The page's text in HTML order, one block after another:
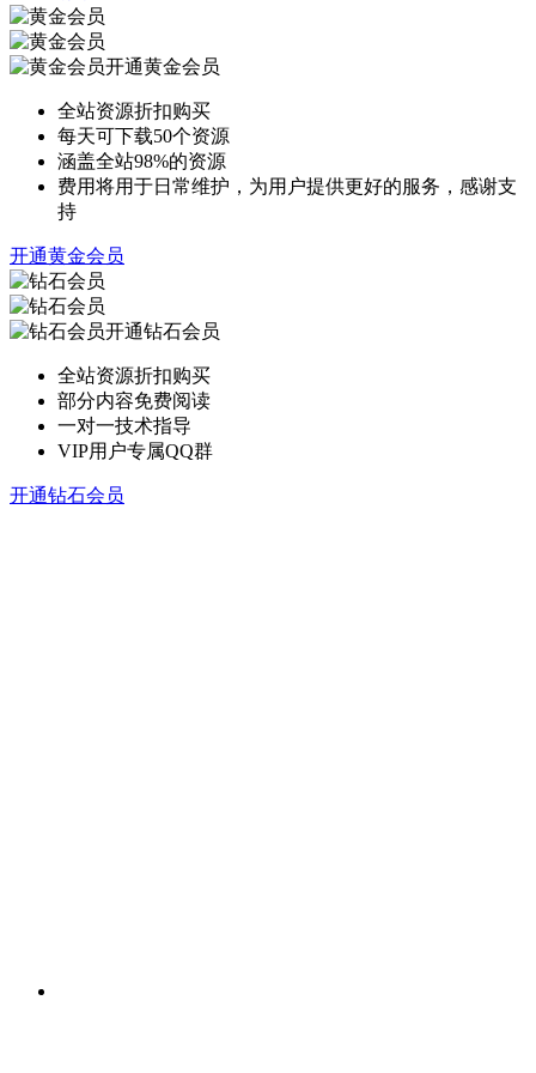
开通黄金会员
全站资源折扣购买
每天可下载50个资源
涵盖全站98%的资源
费用将用于日常维护，为用户提供更好的服务，感谢支
持
开通黄金会员
开通钻石会员
全站资源折扣购买
部分内容免费阅读
一对一技术指导
VIP用户专属QQ群
开通钻石会员